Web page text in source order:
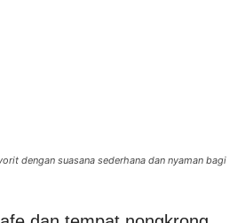
dengan suasana sederhana dan nyaman bagi